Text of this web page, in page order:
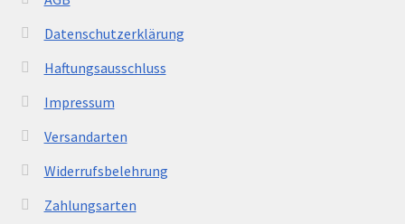
Datenschutzerklärung
Haftungsausschluss
Impressum
Versandarten
Widerrufsbelehrung
Zahlungsarten